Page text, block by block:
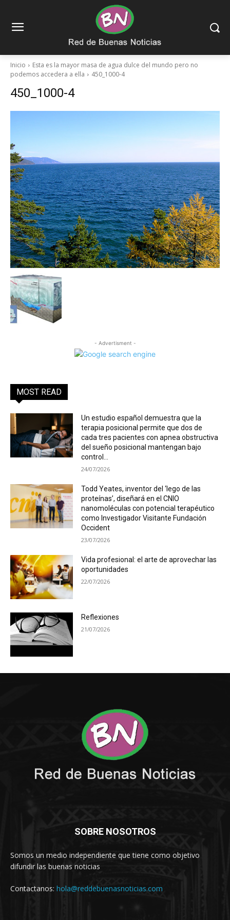
Inicio
Esta es la mayor masa de agua dulce del mundo pero no
podemos accedera a ella
450_1000-4
450_1000-4
- Advertisment -
MOST READ
Un estudio español demuestra que la
terapia posicional permite que dos de
cada tres pacientes con apnea obstructiva
del sueño posicional mantengan bajo
control...
24/07/2026
Todd Yeates, inventor del ‘lego de las
proteínas’, diseñará en el CNIO
nanomoléculas con potencial terapéutico
como Investigador Visitante Fundación
Occident
23/07/2026
Vida profesional: el arte de aprovechar las
oportunidades
22/07/2026
Reflexiones
21/07/2026
SOBRE NOSOTROS
Somos un medio independiente que tiene como objetivo
difundir las buenas noticias
Contactanos: hola@reddebuenasnoticias.com